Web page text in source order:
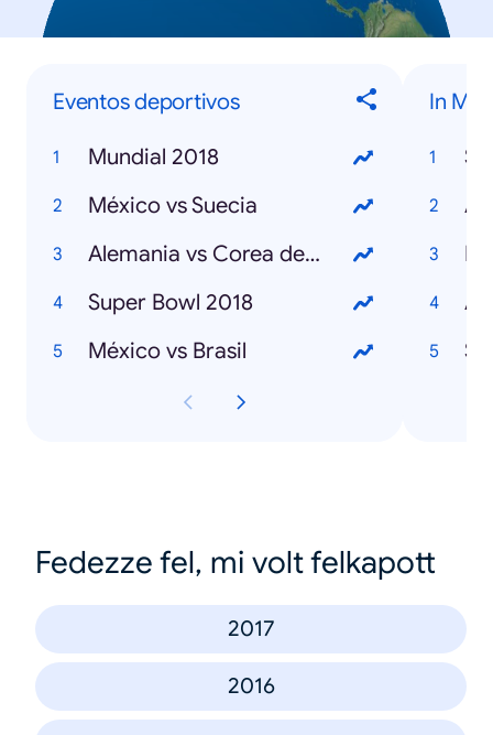
Eventos deportivos
Mundial 2018
México vs Suecia
Alemania vs Corea del Sur
Super Bowl 2018
México vs Brasil
In
Fedezze fel, mi volt felkapott
2017
2016